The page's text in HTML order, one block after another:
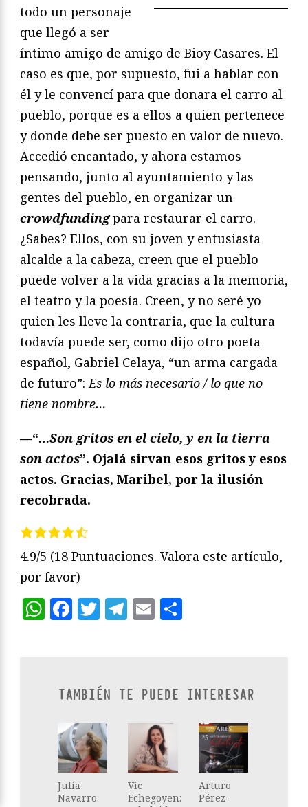
todo un personaje
que llegó a ser
íntimo amigo de amigo de Bioy Casares. El
caso es que, por supuesto, fui a hablar con
él y le convencí para que donara el carro al
pueblo, porque es a ellos a quien pertenece
y donde debe ser puesto en valor de nuevo.
Accedió encantado, y ahora estamos
pensando, junto al ayuntamiento y las
gentes del pueblo, en organizar un
crowdfundingpara restaurar el carro.
¿Sabes? Ellos, con su joven y entusiasta
alcalde a la cabeza, creen que el pueblo
puede volver a la vida gracias a la memoria,
el teatro y la poesía. Creen, y no seré yo
quien les lleve la contraria, que la cultura
todavía puede ser, como dijo otro poeta
español, Gabriel Celaya, “un arma cargada
de futuro”:Es lo más necesario / lo que no
tiene nombre…
—“…Son gritos en el cielo, y en la tierra
son actos”. Ojalá sirvan esos gritos y esos
actos. Gracias, Maribel, por la ilusión
recobrada.
4.9/5 (18 Puntuaciones. Valora este artículo,
por favor)
WhatsApp
Facebook
Twitter
Telegram
Email
TAMBIÉN TE PUEDE INTERESAR
Julia
Navarro:
Vic
Echegoyen:
Arturo
Pérez-